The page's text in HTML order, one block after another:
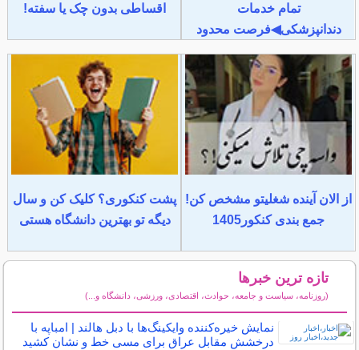
تمام خدمات
دندانپزشکی◀فرصت محدود
اقساطی بدون چک یا سفته!
از الان آینده شغلیتو مشخص کن!
جمع بندی کنکور1405
پشت کنکوری؟ کلیک کن و سال
دیگه تو بهترین دانشگاه هستی
تازه ترین خبرها
(روزنامه، سیاست و جامعه، حوادث، اقتصادی، ورزشی، دانشگاه و...)
نمایش خیره‌کننده وایکینگ‌ها با دبل هالند | امباپه با
درخشش مقابل عراق برای مسی خط و نشان کشید